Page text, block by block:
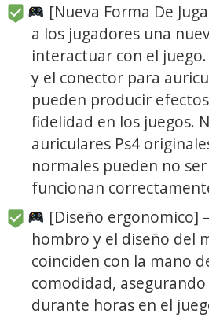
[Nueva Forma De
a los jugadores una
interactuar con el
y el conector para
pueden producir
fidelidad en los juegos.
auriculares Ps4
normales pueden no
funcionan
[Diseño ergonomico]
hombro y el diseño del
coinciden con la mano
comodidad,
durante horas en el